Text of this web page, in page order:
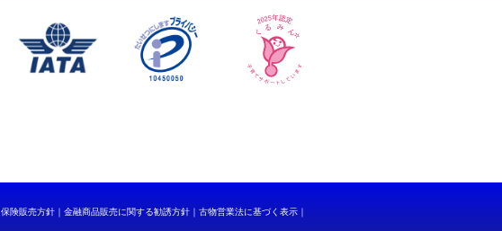
保険販売方針 金融商品販売に関する勧誘方針 古物営業法に基づく表示